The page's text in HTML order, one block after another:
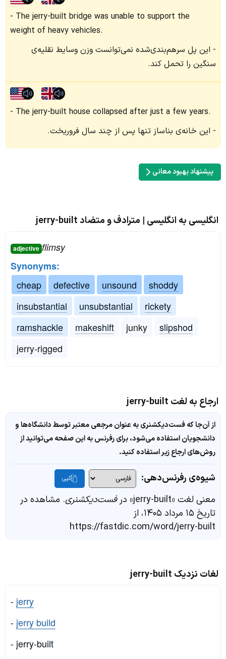
The jerry-built bridge was unable to support the
weight of heavy vehicles.
این پل سرهم‌بندی‌شده نمی‌توانست وزن وسایط نقلیه‌ی
سنگین را تحمل کند.
The jerry-built house collapsed after just a few years.
این خانه‌ی بناساز تنها پس از چند سال فروریخت.
پیشنهاد بهبود معانی
انگلیسی به انگلیسی | مترادف و متضاد jerry-built
adjective flimsy
Synonyms:
cheap
defective unsound
shoddy
insubstantial
unsubstantial
rickety
ramshackle
makeshift junky
slipshod
jerry-rigged
ارجاع به لغت jerry-built
از آن‌جا که فست‌دیکشنری به عنوان مرجعی معتبر توسط دانشگاه‌ها و
دانشجویان استفاده می‌شود، برای رفرنس به این صفحه می‌توانید از
روش‌های ارجاع زیر استفاده کنید.
شیوه‌ی رفرنس‌دهی: کپی
معنی لغت «jerry-built» در فست‌دیکشنری. مشاهده در
تاریخ ۱۵ مرداد ۱۴۰۵، از
https://fastdic.com/word/jerry-built
لغات نزدیک jerry-built
- jerry
- jerry build
- jerry-built